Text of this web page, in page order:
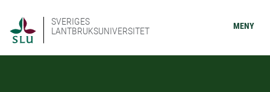
SVERIGES
LANTBRUKSUNIVERSITET
MENY